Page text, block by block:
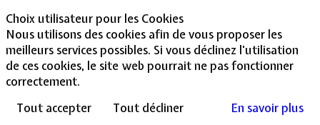
Choix utilisateur pour les Cookies
Nous utilisons des cookies afin de vous proposer les
meilleurs services possibles. Si vous déclinez l'utilisation
de ces cookies, le site web pourrait ne pas fonctionner
correctement.
Tout accepter
Tout décliner
En savoir plus